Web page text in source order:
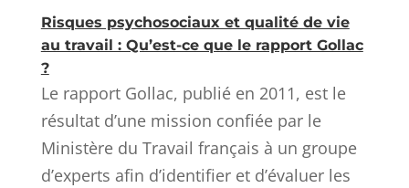
Risques psychosociaux et qualité de vie
au travail : Qu’est-ce que le rapport Gollac
?
Le rapport Gollac, publié en 2011, est le
résultat d’une mission confiée par le
Ministère du Travail français à un groupe
d’experts afin d’identifier et d’évaluer les